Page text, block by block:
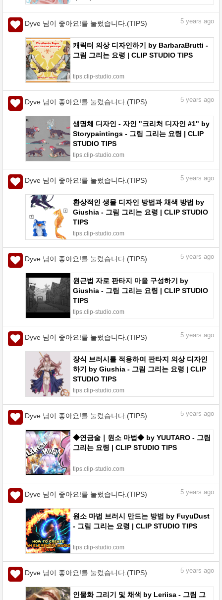
Dyve 님이 좋아요!를 눌렀습니다.(TIPS) 5 years ago
캐릭터 의상 디자인하기 by BarbaraBrutti -
그림 그리는 요령 | CLIP STUDIO TIPS
tips.clip-studio.com
Dyve 님이 좋아요!를 눌렀습니다.(TIPS) 5 years ago
생명체 디자인 - 자인 "크리처 디자인 #1" by
Storypaintings - 그림 그리는 요령 | CLIP
STUDIO TIPS
tips.clip-studio.com
Dyve 님이 좋아요!를 눌렀습니다.(TIPS) 5 years ago
환상적인 생물 디자인 방법과 채색 방법 by
Giushia - 그림 그리는 요령 | CLIP STUDIO
TIPS
tips.clip-studio.com
Dyve 님이 좋아요!를 눌렀습니다.(TIPS) 5 years ago
원근법 자로 판타지 마을 구성하기 by
Giushia - 그림 그리는 요령 | CLIP STUDIO
TIPS
tips.clip-studio.com
Dyve 님이 좋아요!를 눌렀습니다.(TIPS) 5 years ago
장식 브러시를 적용하여 판타지 의상 디자인
하기 by Giushia - 그림 그리는 요령 | CLIP
STUDIO TIPS
tips.clip-studio.com
Dyve 님이 좋아요!를 눌렀습니다.(TIPS) 5 years ago
◆연금술｜원소 마법◆ by YUUTARO - 그림
그리는 요령 | CLIP STUDIO TIPS
tips.clip-studio.com
Dyve 님이 좋아요!를 눌렀습니다.(TIPS) 5 years ago
원소 마법 브러시 만드는 방법 by FuyuDust
- 그림 그리는 요령 | CLIP STUDIO TIPS
tips.clip-studio.com
Dyve 님이 좋아요!를 눌렀습니다.(TIPS) 5 years ago
인물화 그리기 및 채색 by Leriisa - 그림 그